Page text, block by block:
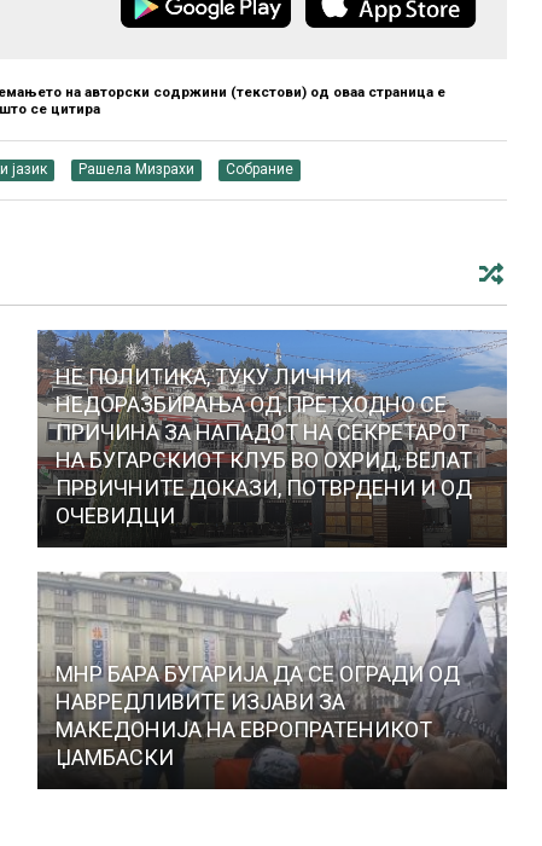
на авторски содржини (текстови) од оваа страница е
се цитира
јазик Рашела Мизрахи Собрание
НЕ ПОЛИТИКА, ТУКУ ЛИЧНИ
НЕДОРАЗБИРАЊА ОД ПРЕТХОДНО СЕ
ПРИЧИНА ЗА НАПАДОТ НА СЕКРЕТАРОТ
НА БУГАРСКИОТ КЛУБ ВО ОХРИД, ВЕЛАТ
ПРВИЧНИТЕ ДОКАЗИ, ПОТВРДЕНИ И ОД
ОЧЕВИДЦИ
МНР БАРА БУГАРИЈА ДА СЕ ОГРАДИ ОД
НАВРЕДЛИВИТЕ ИЗЈАВИ ЗА
МАКЕДОНИЈА НА ЕВРОПРАТЕНИКОТ
ЏАМБАСКИ